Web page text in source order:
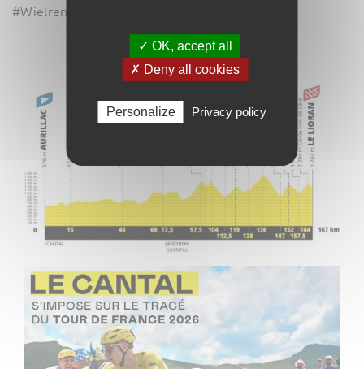
#Wielrennen #LEchappéeVerte
✓ OK, accept all
✗ Deny all cookies
Personalize Privacy policy